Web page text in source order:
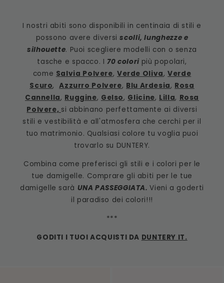
I nostri abiti sono disponibili in centinaia di stili e
possono avere diversiscolli, lunghezze e
silhouette. Puoi scegliere modelli con o senza
tasche e spacco. I70 colori più popolari,
come Salvia Polvere, Verde Oliva,Verde
Scuro,Azzurro Polvere, Blu Ardesia, Rosa
Cannella, Ruggine, Gelso, Glicine, Lilla, Rosa
Polvere, si abbinano perfettamente ai diversi
stili e vestibilità e all'atmosfera che cerchi per il
tuo matrimonio. Qualsiasi colore tu voglia puoi
trovarlo su DUNTERY.
Combina come preferisci gli stili e i colori per le
tue damigelle. Comprare gli abiti per le tue
damigelle sarà UNA PASSEGGIATA.Vieni a goderti
il paradiso dei colori!!!
***
GODITI I TUOI ACQUISTI DA DUNTERY IT.